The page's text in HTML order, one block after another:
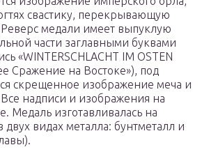
свастику, перекрывающую
медали имеет выпуклую
части заглавными буквами
«WINTERSCHLACHT IM OSTEN
Сражение на Востоке»), под
скрещенное изображение меча и
надписи и изображения на
Медаль изготавливалась на
видах металла: бунтметалл и